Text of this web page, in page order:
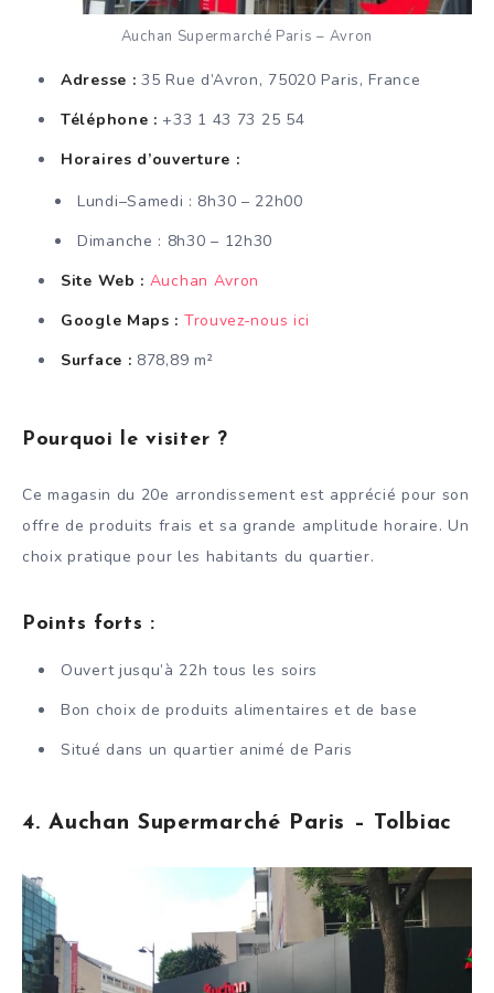
Auchan Supermarché Paris – Avron
Adresse : 35 Rue d’Avron, 75020 Paris, France
Téléphone : +33 1 43 73 25 54
Horaires d’ouverture :
Lundi–Samedi : 8h30 – 22h00
Dimanche : 8h30 – 12h30
Site Web : Auchan Avron
Google Maps : Trouvez-nous ici
Surface : 878,89 m²
Pourquoi le visiter ?
Ce magasin du 20e arrondissement est apprécié pour son
offre de produits frais et sa grande amplitude horaire. Un
choix pratique pour les habitants du quartier.
Points forts :
Ouvert jusqu’à 22h tous les soirs
Bon choix de produits alimentaires et de base
Situé dans un quartier animé de Paris
4. Auchan Supermarché Paris – Tolbiac